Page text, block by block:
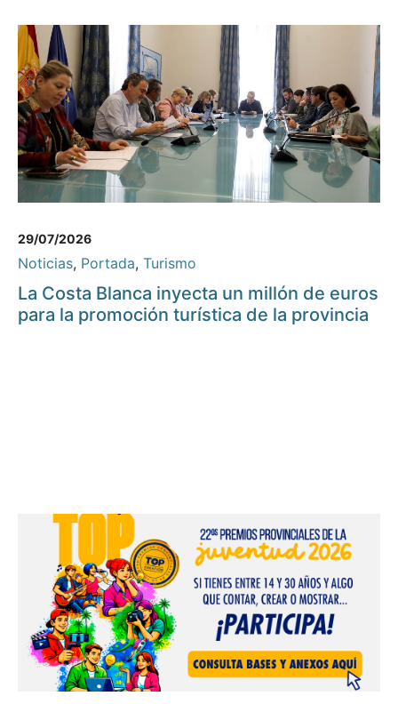
29/07/2026
Noticias, Portada, Turismo
La Costa Blanca inyecta un millón de euros
para la promoción turística de la provincia